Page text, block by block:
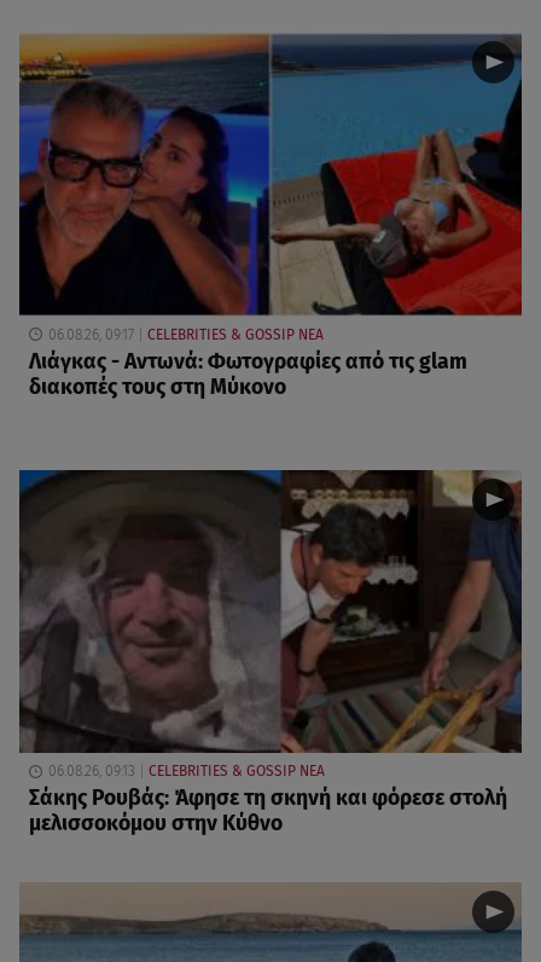
06.08.26, 09:17 CELEBRITIES & GOSSIP ΝΕΑ
Λιάγκας - Αντωνά: Φωτογραφίες από τις glam
διακοπές τους στη Μύκονο
06.08.26, 09:13 CELEBRITIES & GOSSIP ΝΕΑ
Σάκης Ρουβάς: Άφησε τη σκηνή και φόρεσε στολή
μελισσοκόμου στην Κύθνο